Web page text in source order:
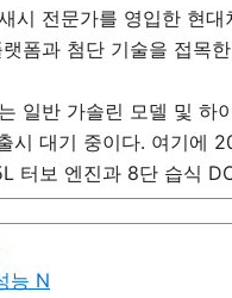
시 전문가를 영입한 현
폼과 첨단 기술을 접목
일반 가솔린 모델 및 하
시 대기 중이다. 여기에
터보 엔진과 8단 습식
능 N